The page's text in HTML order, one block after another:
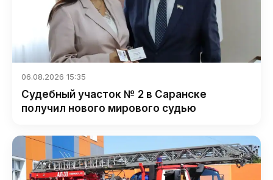
06.08.2026 15:35
Судебный участок № 2 в Саранске
получил нового мирового судью